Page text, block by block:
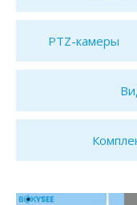
PTZ-камеры